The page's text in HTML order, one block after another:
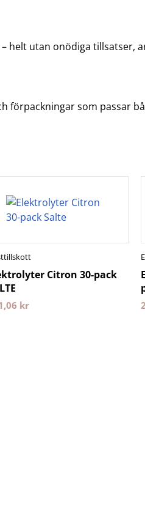
utan onödiga tillsatser,
förpackningar som passar
Citron 30-pack
kr